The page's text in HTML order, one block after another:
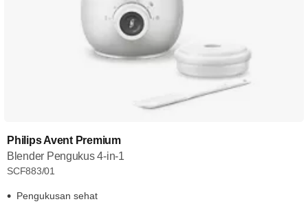
Philips Avent Premium
Blender Pengukus 4-in-1
SCF883/01
Pengukusan sehat